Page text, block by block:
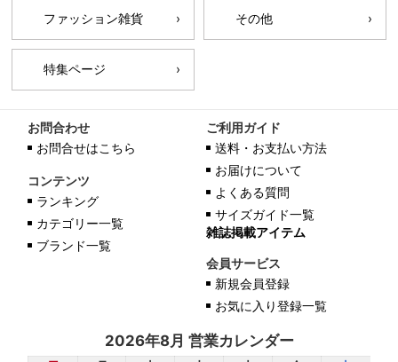
ファッション雑貨 その他
特集ページ
お問合わせ
お問合せはこちら
コンテンツ
ランキング
カテゴリー一覧
ブランド一覧
ご利用ガイド
送料・お支払い方法
お届けについて
よくある質問
サイズガイド一覧
雑誌掲載アイテム
会員サービス
新規会員登録
お気に入り登録一覧
2026年8月 営業カレンダー